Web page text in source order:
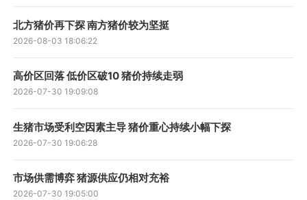
北方猪价再下探 南方猪价较为坚挺
2026-08-03 18:06:22
高价区回落 低价区破10 猪价持续走弱
2026-07-30 19:09:08
生猪市场受利空因素主导 猪价重心持续小幅下探
2026-07-30 19:06:28
市场供需博弈 猪源供应仍相对充裕
2026-07-30 19:05:00